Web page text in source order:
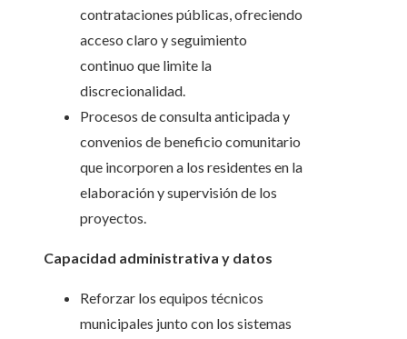
contrataciones públicas, ofreciendo
acceso claro y seguimiento
continuo que limite la
discrecionalidad.
Procesos de consulta anticipada y
convenios de beneficio comunitario
que incorporen a los residentes en la
elaboración y supervisión de los
proyectos.
Capacidad administrativa y datos
Reforzar los equipos técnicos
municipales junto con los sistemas